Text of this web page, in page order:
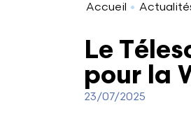
Accueil
Le
pour la
23/07/2025